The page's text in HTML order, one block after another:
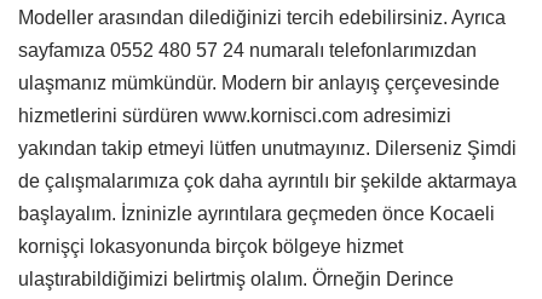
Modeller arasından dilediğinizi tercih edebilirsiniz. Ayrıca
sayfamıza 0552 480 57 24 numaralı telefonlarımızdan
ulaşmanız mümkündür. Modern bir anlayış çerçevesinde
hizmetlerini sürdüren www.kornisci.com adresimizi
yakından takip etmeyi lütfen unutmayınız. Dilerseniz Şimdi
de çalışmalarımıza çok daha ayrıntılı bir şekilde aktarmaya
başlayalım. İzninizle ayrıntılara geçmeden önce Kocaeli
kornişçi lokasyonunda birçok bölgeye hizmet
ulaştırabildiğimizi belirtmiş olalım. Örneğin Derince